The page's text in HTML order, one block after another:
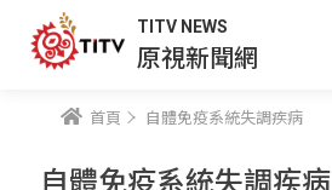
TITV NEWS
原視新聞網
首頁 自體免疫系統失調疾病
自體免疫系統失調疾病